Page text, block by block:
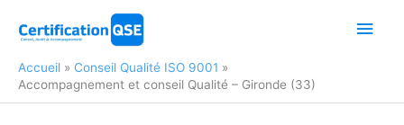
Accueil
Conseil Qualité ISO 9001
Accompagnement et conseil Qualité – Gironde (33)